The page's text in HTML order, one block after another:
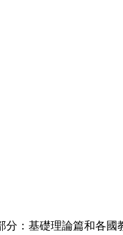
：基礎理論篇和各國